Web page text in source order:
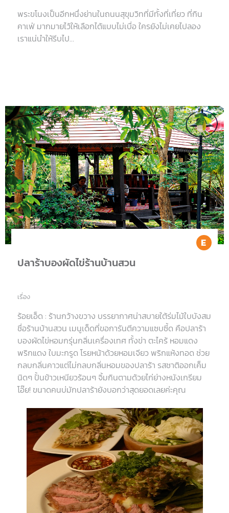
พระขโนงเป็นอีกหนึ่งย่านในถนนสุขุมวิทที่มีทั้งที่เที่ยว ที่กิน
คาเฟ่ มากมายไว้ให้เลือกได้แบบไม่เบื่อ ใครยังไม่เคยไปลอง
เราแน่นำให้รีบไป…
ปลาร้าบองผัดไข่ร้านบ้านสวน
เรื่อง
ร้อยเอ็ด : ร้านกว้างขวาง บรรยากาศน่าสบายใต้ร่มไม้ใบบังสม
ชื่อร้านบ้านสวน เมนูเด็ดที่ขอการันตีความแซบซี้ด คือปลาร้า
บองผัดไข่หอมกรุ่นกลิ่นเครื่องเทศ ทั้งข่า ตะไคร้ หอมแดง
พริกแดง ใบมะกรูด โรยหน้าด้วยหอมเจียว พริกแห้งทอด ช่วย
กลบกลิ่นคาวแต่ไม่กลบกลิ่นหอมของปลาร้า รสชาติออกเค็ม
นิดๆ ปั้นข้าวเหนียวร้อนๆ จิ้มกินตามด้วยไก่ย่างหนังเกรียม
โอ๊ย! ขนาดคนบ่มักปลาร้ายังบอกว่าสุดยอดเลยค่ะคุณ